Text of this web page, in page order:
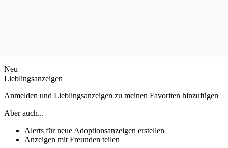
Neu
Lieblingsanzeigen
Anmelden und Lieblingsanzeigen zu meinen Favoriten hinzufügen
Aber auch...
Alerts für neue Adoptionsanzeigen erstellen
Anzeigen mit Freunden teilen